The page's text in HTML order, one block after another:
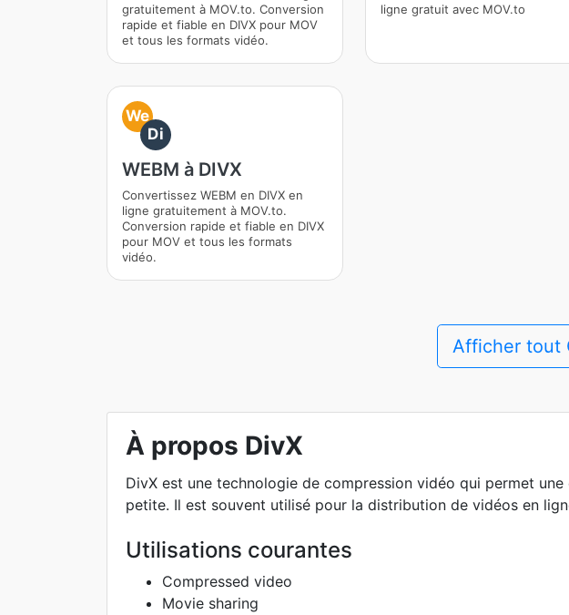
gratuitement à MOV.to. Conversion
rapide et fiable en DIVX pour MOV
et tous les formats vidéo.
ligne gratuit avec MOV.to
We
Di
WEBM à DIVX
Convertissez WEBM en DIVX en
ligne gratuitement à MOV.to.
Conversion rapide et fiable en DIVX
pour MOV et tous les formats
vidéo.
Afficher tout
À propos DivX
DivX est une technologie de compression vidéo qui permet
petite. Il est souvent utilisé pour la distribution de vidéos en
Utilisations courantes
Compressed video
Movie sharing